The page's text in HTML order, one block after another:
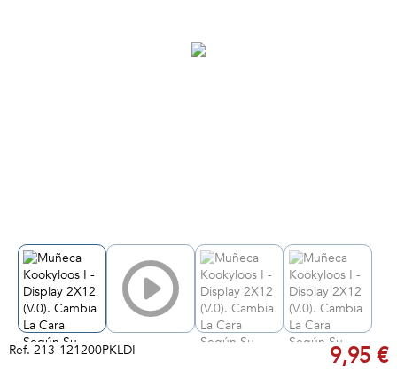
Ref. 213-121200PKLDI 9,95 €